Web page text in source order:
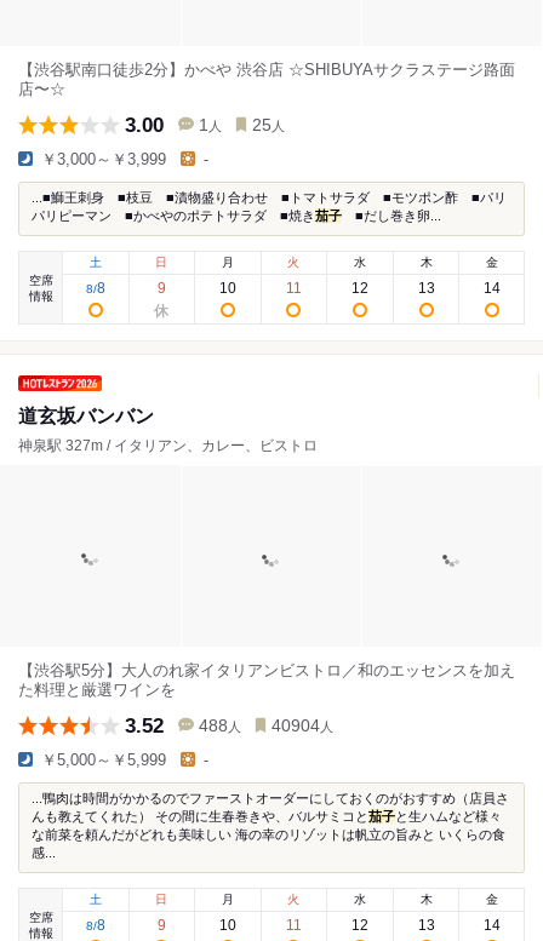
【渋谷駅南口徒歩2分】かべや 渋谷店 ☆SHIBUYAサクラステージ路面
店〜☆
3.00 1 人 25 人
￥3,000～￥3,999 -
...■鰤王刺身 ■枝豆 ■漬物盛り合わせ ■トマトサラダ ■モツポン酢 ■パリ
パリピーマン ■かべやのポテトサラダ ■焼き茄子 ■だし巻き卵...
空席
情報
土
8/8
日
9
月
10
火
11
水
12
木
13
金
14
道玄坂バンバン
神泉駅 327m / イタリアン、カレー、ビストロ
【渋谷駅5分】大人のれ家イタリアンビストロ／和のエッセンスを加え
た料理と厳選ワインを
3.52 488 人 40904 人
￥5,000～￥5,999 -
...鴨肉は時間がかかるのでファーストオーダーにしておくのがおすすめ（店員さ
んも教えてくれた） その間に生春巻きや、バルサミコと茄子と生ハムなど様々
な前菜を頼んだがどれも美味しい 海の幸のリゾットは帆立の旨みと いくらの食
感...
空席
情報
土
8/8
日
9
月
10
火
11
水
12
木
13
金
14